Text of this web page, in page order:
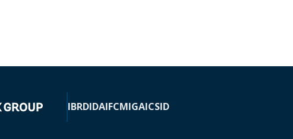
IBRDIDAIFCMIGAICSID